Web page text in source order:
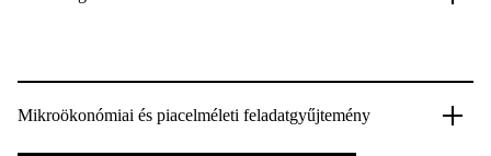
Mikroökonómiai és piacelméleti feladatgyűjtemény